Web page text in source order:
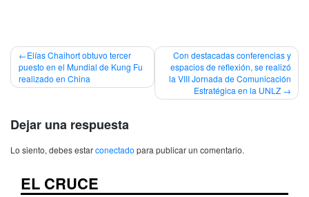
Navegación
de
Elías Chaihort obtuvo tercer
puesto en el Mundial de Kung Fu
realizado en China
Con destacadas conferencias y
espacios de reflexión, se realizó
la VIII Jornada de Comunicación
Estratégica en la UNLZ
Dejar una respuesta
Lo siento, debes estarconectado para publicar un comentario.
EL CRUCE